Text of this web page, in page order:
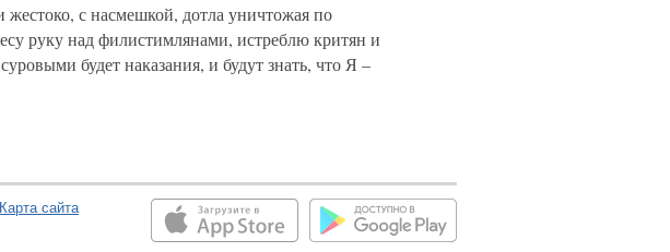
с насмешкой, дотла уничтожая по
руку над филистимлянами, истреблю критян и
будет наказания, и будут знать, что Я –
Карта сайта